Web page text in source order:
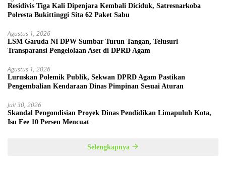
Residivis Tiga Kali Dipenjara Kembali Diciduk, Satresnarkoba
Polresta Bukittinggi Sita 62 Paket Sabu
Agustus 1, 2026
LSM Garuda NI DPW Sumbar Turun Tangan, Telusuri
Transparansi Pengelolaan Aset di DPRD Agam
Agustus 1, 2026
Luruskan Polemik Publik, Sekwan DPRD Agam Pastikan
Pengembalian Kendaraan Dinas Pimpinan Sesuai Aturan
Juli 30, 2026
Skandal Pengondisian Proyek Dinas Pendidikan Limapuluh Kota,
Isu Fee 10 Persen Mencuat
Selengkapnya